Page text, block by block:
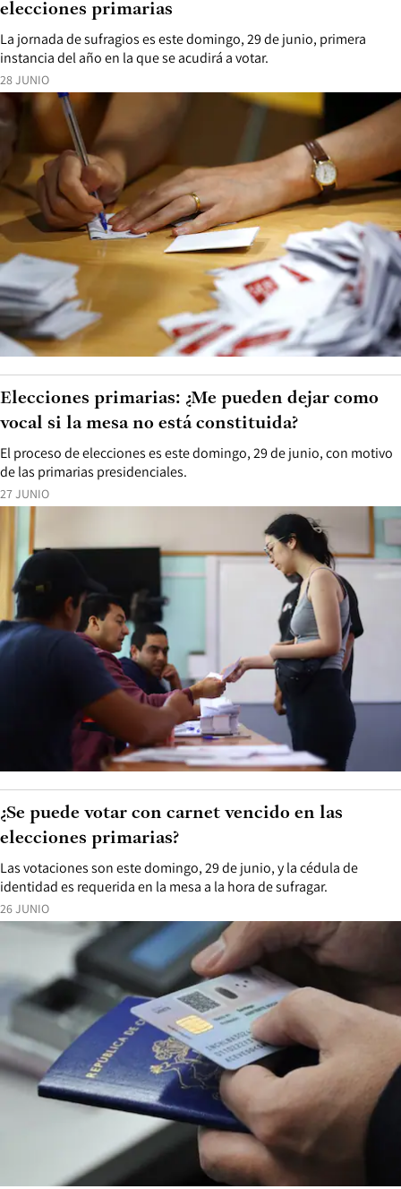
28 JUNIO
La jornada de sufragios es este domingo, 29 de junio, primera
instancia del año en la que se acudirá a votar.
elecciones primarias
27 JUNIO
El proceso de elecciones es este domingo, 29 de junio, con motivo
de las primarias presidenciales.
Elecciones primarias: ¿Me pueden dejar como
vocal si la mesa no está constituida?
26 JUNIO
Las votaciones son este domingo, 29 de junio, y la cédula de
identidad es requerida en la mesa a la hora de sufragar.
¿Se puede votar con carnet vencido en las
elecciones primarias?